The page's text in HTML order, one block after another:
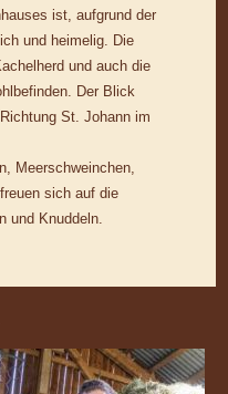
ist, aufgrund der
und heimelig. Die
und auch die
Der Blick
St. Johann im
Meerschweinchen,
sich auf die
und Knuddeln.